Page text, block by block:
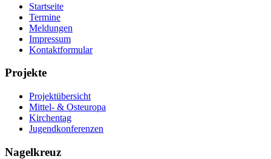
Startseite
Termine
Meldungen
Impressum
Kontaktformular
Projekte
Projektübersicht
Mittel- & Osteuropa
Kirchentag
Jugendkonferenzen
Nagelkreuz